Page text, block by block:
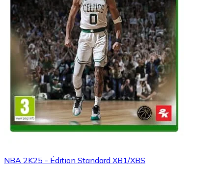
NBA 2K25 - Édition Standard XB1/XBS